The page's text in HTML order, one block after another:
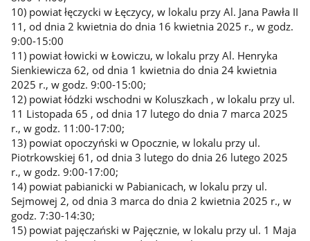
10) powiat łęczycki w Łęczycy, w lokalu przy Al. Jana Pawła II
11, od dnia 2 kwietnia do dnia 16 kwietnia 2025 r., w godz.
9:00-15:00
11) powiat łowicki w Łowiczu, w lokalu przy Al. Henryka
Sienkiewicza 62, od dnia 1 kwietnia do dnia 24 kwietnia
2025 r., w godz. 9:00-15:00;
12) powiat łódzki wschodni w Koluszkach , w lokalu przy ul.
11 Listopada 65 , od dnia 17 lutego do dnia 7 marca 2025
r., w godz. 11:00-17:00;
13) powiat opoczyński w Opocznie, w lokalu przy ul.
Piotrkowskiej 61, od dnia 3 lutego do dnia 26 lutego 2025
r., w godz. 9:00-17:00;
14) powiat pabianicki w Pabianicach, w lokalu przy ul.
Sejmowej 2, od dnia 3 marca do dnia 2 kwietnia 2025 r., w
godz. 7:30-14:30;
15) powiat pajęczański w Pajęcznie, w lokalu przy ul. 1 Maja